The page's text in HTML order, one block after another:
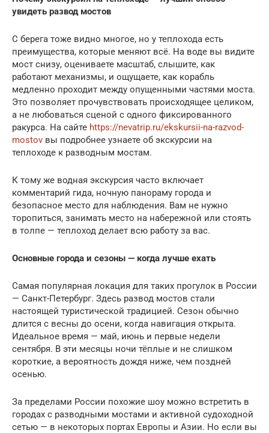
увидеть развод мостов
С берега тоже видно многое, но у теплохода есть
преимущества, которые меняют всё. На воде вы видите
мост снизу, оцениваете масштаб, слышите, как
работают механизмы, и ощущаете, как корабль
медленно проходит между опущенными частями моста.
Это позволяет прочувствовать происходящее целиком,
а не любоваться сценой с одного фиксированного
ракурса. На сайте https://nevatrip.ru/ekskursii-na-razvod-
mostov вы подробнее узнаете об экскурсии на
теплоходе к разводным мостам.
К тому же водная экскурсия часто включает
комментарий гида, ночную панораму города и
безопасное место для наблюдения. Вам не нужно
торопиться, занимать место на набережной или стоять
в толпе — теплоход делает всю работу за вас.
Основные города и сезоны — когда лучше ехать
Самая популярная локация для таких прогулок в России
— Санкт-Петербург. Здесь развод мостов стали
настоящей туристической традицией. Сезон обычно
длится с весны до осени, когда навигация открыта.
Идеальное время — май, июнь и первые недели
сентября. В эти месяцы ночи тёплые и не слишком
короткие, а вероятность дождя ниже, чем поздней
осенью.
За пределами России похожие шоу можно встретить в
городах с разводными мостами и активной судоходной
сетью — в некоторых портах Европы и Азии. Но если вы